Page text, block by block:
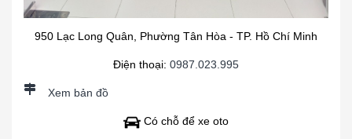
950 Lạc Long Quân, Phường Tân Hòa - TP. Hồ Chí Minh
Điện thoại: 0987.023.995
Xem bản đồ
Có chỗ để xe oto